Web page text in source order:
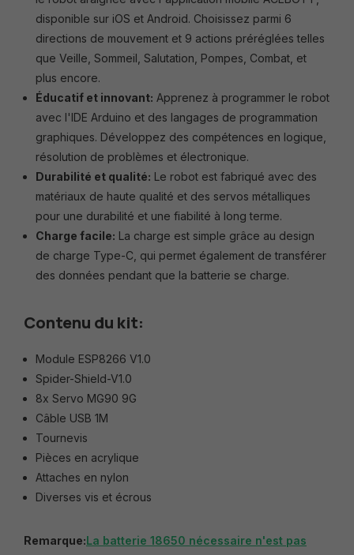
disponible sur iOS et Android. Choisissez parmi 6
directions de mouvement et 9 actions préréglées telles
que Veille, Sommeil, Salutation, Pompes, Combat, et
plus encore.
Éducatif et innovant: Apprenez à programmer le robot
avec l'IDE Arduino et des langages de programmation
graphiques. Développez des compétences en logique,
résolution de problèmes et électronique.
Durabilité et qualité: Le robot est fabriqué avec des
matériaux de haute qualité et des servos métalliques
pour une durabilité et une fiabilité à long terme.
Charge facile: La charge est simple grâce au design
de charge Type-C, qui permet également de transférer
des données pendant que la batterie se charge.
Contenu du kit:
Module ESP8266 V1.0
Spider-Shield-V1.0
8x Servo MG90 9G
Câble USB 1M
Tournevis
Pièces en acrylique
Attaches en nylon
Diverses vis et écrous
Remarque:La batterie 18650 nécessaire n'est pas